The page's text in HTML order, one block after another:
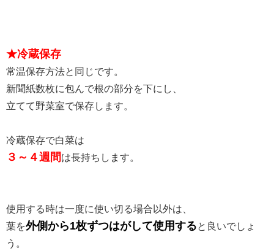
★冷蔵保存
常温保存方法と同じです。
新聞紙数枚に包んで根の部分を下にし、
立てて野菜室で保存します。
冷蔵保存で白菜は
３～４週間は長持ちします。
使用する時は一度に使い切る場合以外は、
葉を外側から1枚ずつはがして使用する と良いでしょ
う。